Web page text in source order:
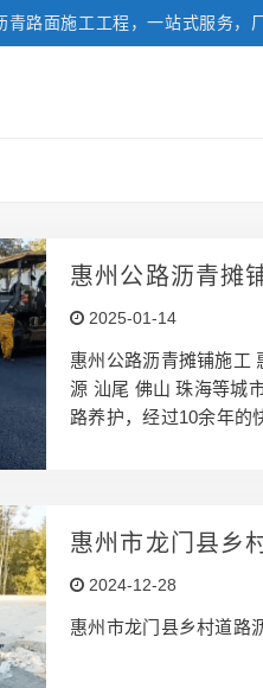
路面施工工程，一站式服务，
惠州公路沥青摊
2025-01-14
惠州公路沥青摊铺施工
源 汕尾 佛山 珠海等城
路养护，经过10余年的
惠州市龙门县乡
2024-12-28
惠州市龙门县乡村道路